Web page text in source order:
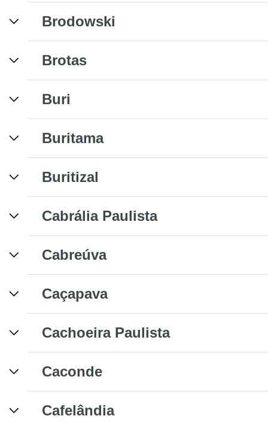
Brodowski
Brotas
Buri
Buritama
Buritizal
Cabrália Paulista
Cabreúva
Caçapava
Cachoeira Paulista
Caconde
Cafelândia